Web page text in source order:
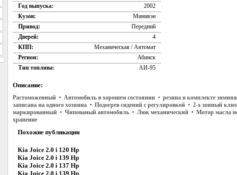
Год выпуска:
2002
Кузов:
Минивэн
Привод:
Передний
Дверей:
4
КПП:
Механическая / Автомат
Регион:
Абинск
Тип топлива:
АИ-95
Описание:
Растоможенный • Автомобиль в хорошем состоянии • резина в комплекте
записана на одного хозяина • Подогрев сидений с регулировкой • 2-х зонный
маркированный • Чипованый автомобиль • Люк механический • Мотор масла
хранение
Похожие публикации
Kia Joice 2.0 i 120 Hp
Kia Joice 2.0 i 139 Hp
Kia Joice 2.0 i 137 Hp
Kia Joice 2.0 i 139 Hp